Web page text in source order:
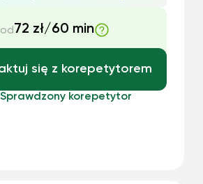
od 72 zł/60 min
się z korepetytorem
Sprawdzony korepetytor